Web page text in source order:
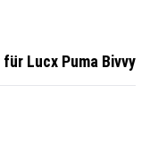
Lucx Puma Bivvy